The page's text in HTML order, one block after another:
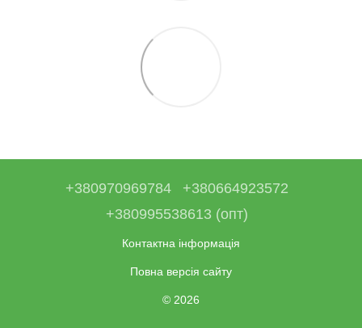
+380970969784
+380664923572
+380995538613 (опт)
Контактна інформація
Повна версія сайту
© 2026